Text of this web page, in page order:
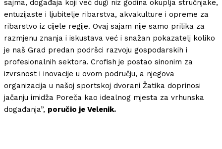
sajma, događaja koji već dugi niz godina okuplja stručnjake,
entuzijaste i ljubitelje ribarstva, akvakulture i opreme za
ribarstvo iz cijele regije. Ovaj sajam nije samo prilika za
razmjenu znanja i iskustava već i snažan pokazatelj koliko
je naš Grad predan podršci razvoju gospodarskih i
profesionalnih sektora. Crofish je postao sinonim za
izvrsnost i inovacije u ovom području, a njegova
organizacija u našoj sportskoj dvorani Žatika doprinosi
jačanju imidža Poreča kao idealnog mjesta za vrhunska
događanja”, poručio je Velenik.